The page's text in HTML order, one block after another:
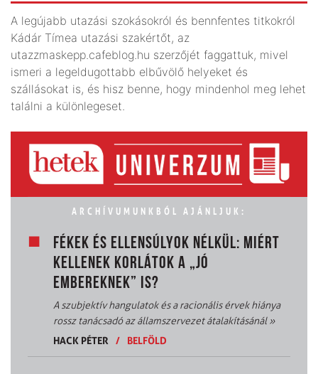
A legújabb utazási szokásokról és bennfentes titkokról
Kádár Tímea utazási szakértőt, az
utazzmaskepp.cafeblog.hu szerzőjét faggattuk, mivel
ismeri a legeldugottabb elbűvölő helyeket és
szállásokat is, és hisz benne, hogy mindenhol meg lehet
találni a különlegeset.
ARCHÍVUMUNKBÓL AJÁNLJUK:
FÉKEK ÉS ELLENSÚLYOK NÉLKÜL: MIÉRT
KELLENEK KORLÁTOK A „JÓ
EMBEREKNEK” IS?
A szubjektív hangulatok és a racionális érvek hiánya
rossz tanácsadó az államszervezet átalakításánál»
HACK PÉTER
/ BELFÖLD